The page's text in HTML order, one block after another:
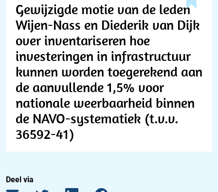
Gewijzigde motie van de leden
Wijen-Nass en Diederik van Dijk
over inventariseren hoe
investeringen in infrastructuur
kunnen worden toegerekend aan
de aanvullende 1,5% voor
nationale weerbaarheid binnen
de NAVO-systematiek (t.v.v.
36592-41)
Deel via